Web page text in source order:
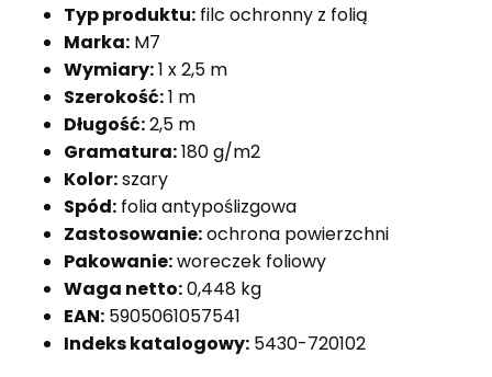
Typ produktu: filc ochronny z folią
Marka: M7
Wymiary:1 x 2,5 m
Szerokość:1 m
Długość:2,5 m
Gramatura:180 g/m2
Kolor:szary
Spód: folia antypoślizgowa
Zastosowanie:ochrona powierzchni
Pakowanie:woreczek foliowy
Waga netto:0,448 kg
EAN: 5905061057541
Indeks katalogowy: 5430-720102